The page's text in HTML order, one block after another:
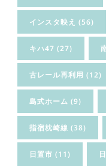
インスタ映え (56)
キハ47 (27)
古レール再利用 (12)
島式ホーム (9)
指宿枕崎線 (38)
日置市 (11)